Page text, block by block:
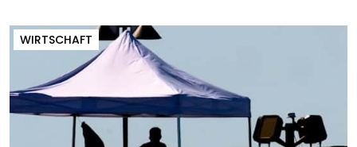
WIRTSCHAFT